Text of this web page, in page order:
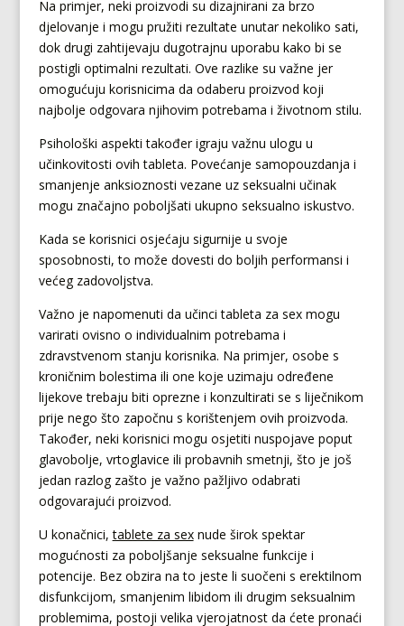
Na primjer, neki proizvodi su dizajnirani za brzo
djelovanje i mogu pružiti rezultate unutar nekoliko sati,
dok drugi zahtijevaju dugotrajnu uporabu kako bi se
postigli optimalni rezultati. Ove razlike su važne jer
omogućuju korisnicima da odaberu proizvod koji
najbolje odgovara njihovim potrebama i životnom stilu.
Psihološki aspekti također igraju važnu ulogu u
učinkovitosti ovih tableta. Povećanje samopouzdanja i
smanjenje anksioznosti vezane uz seksualni učinak
mogu značajno poboljšati ukupno seksualno iskustvo.
Kada se korisnici osjećaju sigurnije u svoje
sposobnosti, to može dovesti do boljih performansi i
većeg zadovoljstva.
Važno je napomenuti da učinci tableta za sex mogu
varirati ovisno o individualnim potrebama i
zdravstvenom stanju korisnika. Na primjer, osobe s
kroničnim bolestima ili one koje uzimaju određene
lijekove trebaju biti oprezne i konzultirati se s liječnikom
prije nego što započnu s korištenjem ovih proizvoda.
Također, neki korisnici mogu osjetiti nuspojave poput
glavobolje, vrtoglavice ili probavnih smetnji, što je još
jedan razlog zašto je važno pažljivo odabrati
odgovarajući proizvod.
U konačnici,tablete za sexnude širok spektar
mogućnosti za poboljšanje seksualne funkcije i
potencije. Bez obzira na to jeste li suočeni s erektilnom
disfunkcijom, smanjenim libidom ili drugim seksualnim
problemima, postoji velika vjerojatnost da ćete pronaći